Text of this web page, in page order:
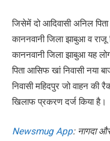
जिसेमें दो आदिवासी अनिल पिता
काननवानी जिला झाबुआ व राजू
काननवानी जिला झाबुआ यह
पिता आसिफ खां निवासी नया
निवासी महिदपुर जो वाहन
खिलाफ प्रकरण दर्ज किया है।
Newsmug App: नागदा